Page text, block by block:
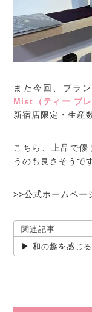
また今回、ブラ
Mist（ティー ブ
新宿店限定・生産
こちら、上品で優
うのも良さそうで
>>公式ホームペー
関連記事
和の趣を感じ